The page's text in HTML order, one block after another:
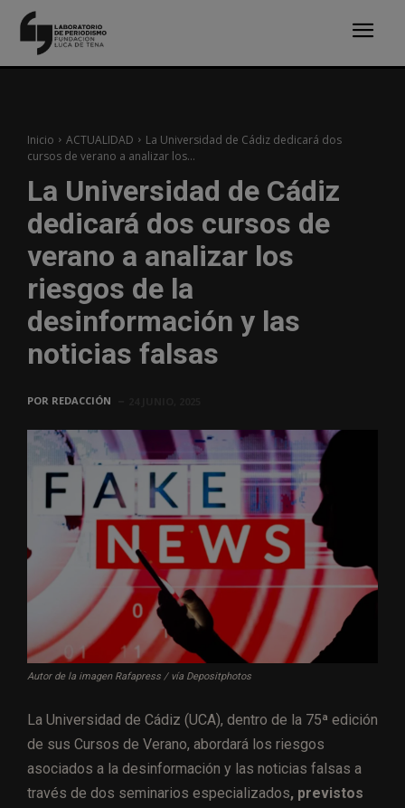
Inicio ACTUALIDAD
La Universidad de Cádiz dedicará dos
cursos de verano a analizar los...
La Universidad de Cádiz
dedicará dos cursos de
verano a analizar los
riesgos de la
desinformación y las
noticias falsas
POR REDACCIÓN
Autor de la imagen Rafapress / vía Depositphotos
La Universidad de Cádiz (UCA), dentro de la 75ª edición
de sus Cursos de Verano, abordará los riesgos
asociados a la desinformación y las noticias falsas a
través de dos seminarios especializados, previstos